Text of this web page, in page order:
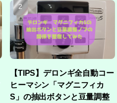
【TIPS】デロンギ全自動コー
ヒーマシン「マグニフィカ
S」の抽出ボタンと豆量調整